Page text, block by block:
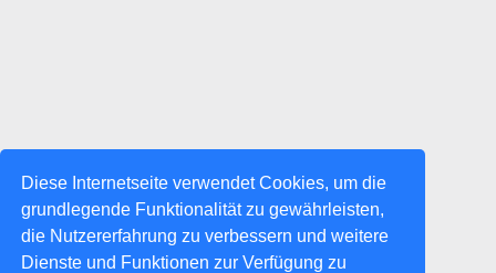
Diese Internetseite verwendet Cookies, um die
grundlegende Funktionalität zu gewährleisten,
die Nutzererfahrung zu verbessern und weitere
Dienste und Funktionen zur Verfügung zu